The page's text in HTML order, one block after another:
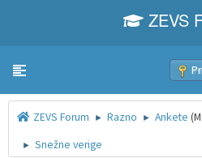
ZEVS
Toggle navigation
ZEVS Forum ► Razno ► Ankete
► Snežne verige